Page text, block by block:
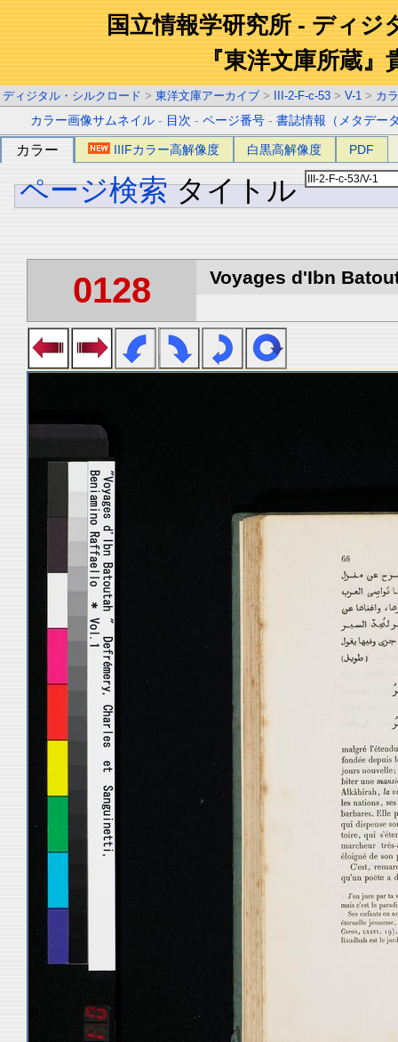
国立情報学研究所 - ディジ
『東洋文庫所蔵』
ディジタル・シルクロード > 東洋文庫アーカイブ > III-2-F-c-53 > V-1 > カ
カラー画像サムネイル - 目次 -ページ番号 -書誌情報（メタデー
カラー IIIFカラー高解像度 白黒高解像度 PDF
ページ検索 タイトル
0128 Voyages d'Ibn